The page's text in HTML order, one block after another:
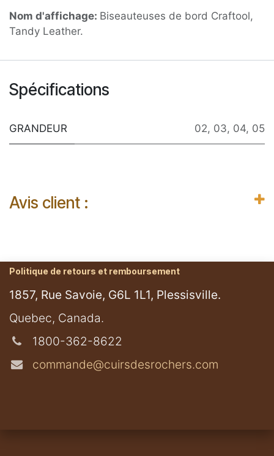
Nom d'affichage: Biseauteuses de bord Craftool,
Tandy Leather.
Spécifications
GRANDEUR 02, 03, 04, 05
Avis client :
Politique de retours et remboursement
1857, Rue Savoie, G6L 1L1, Plessisville.
​Quebec, Canada.
1800-362-8622
commande@cuirsdesrochers.com